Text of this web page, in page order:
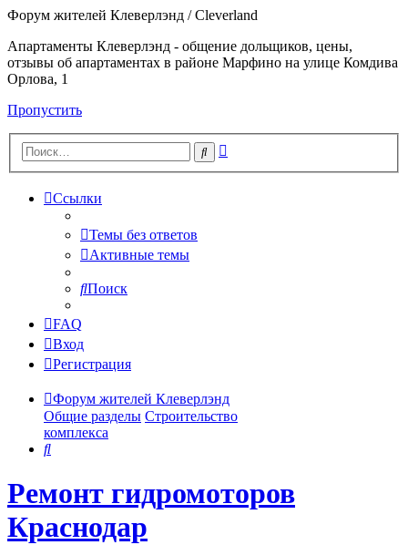
Форум жителей Клеверлэнд / Cleverland
Апартаменты Клеверлэнд - общение дольщиков, цены,
отзывы об апартаментах в районе Марфино на улице Комдива
Орлова, 1
Пропустить
Поиск
Ссылки
Темы без ответов
Активные темы
Поиск
FAQ
Вход
Регистрация
Форум жителей Клеверлэнд
Общие разделы Строительство
комплекса
Поиск
Ремонт гидромоторов
Краснодар